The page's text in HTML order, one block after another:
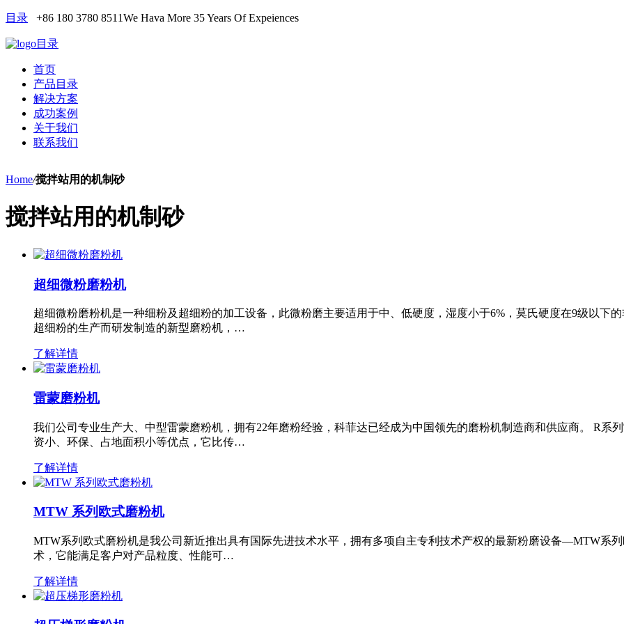
目录 +86 180 3780 8511We Hava More 35 Years Of Expeiences
目录
首页
产品目录
解决方案
成功案例
关于我们
联系我们
Home/搅拌站用的机制砂
搅拌站用的机制砂
超细微粉磨粉机
超细微粉磨粉机是一种细粉及超细粉的加工设备，此微粉磨主要适用于中、低硬度，湿度小于6%，莫氏硬度在9级以下
超细粉的生产而研发制造的新型磨粉机，…
了解详情
雷蒙磨粉机
我们公司专业生产大、中型雷蒙磨粉机，拥有22年磨粉经验，科菲达已经成为中国领先的磨粉机制造商和供应商。 R系
资小、环保、占地面积小等优点，它比传…
了解详情
MTW 系列欧式磨粉机
MTW系列欧式磨粉机是我公司新近推出具有国际先进技术水平，拥有多项自主专利技术产权的最新粉磨设备—MTW系
术，它能满足客户对产品粒度、性能可…
了解详情